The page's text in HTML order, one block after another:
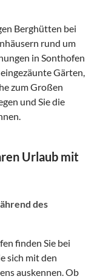
Berghütten bei
rund um
in Sonthofen
Gärten,
zum Großen
und Sie die
Urlaub mit
des
finden Sie bei
sich mit den
auskennen. Ob